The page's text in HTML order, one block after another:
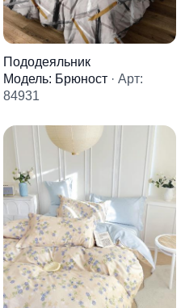
Пододеяльник
Модель: Брюност · Арт:
84931